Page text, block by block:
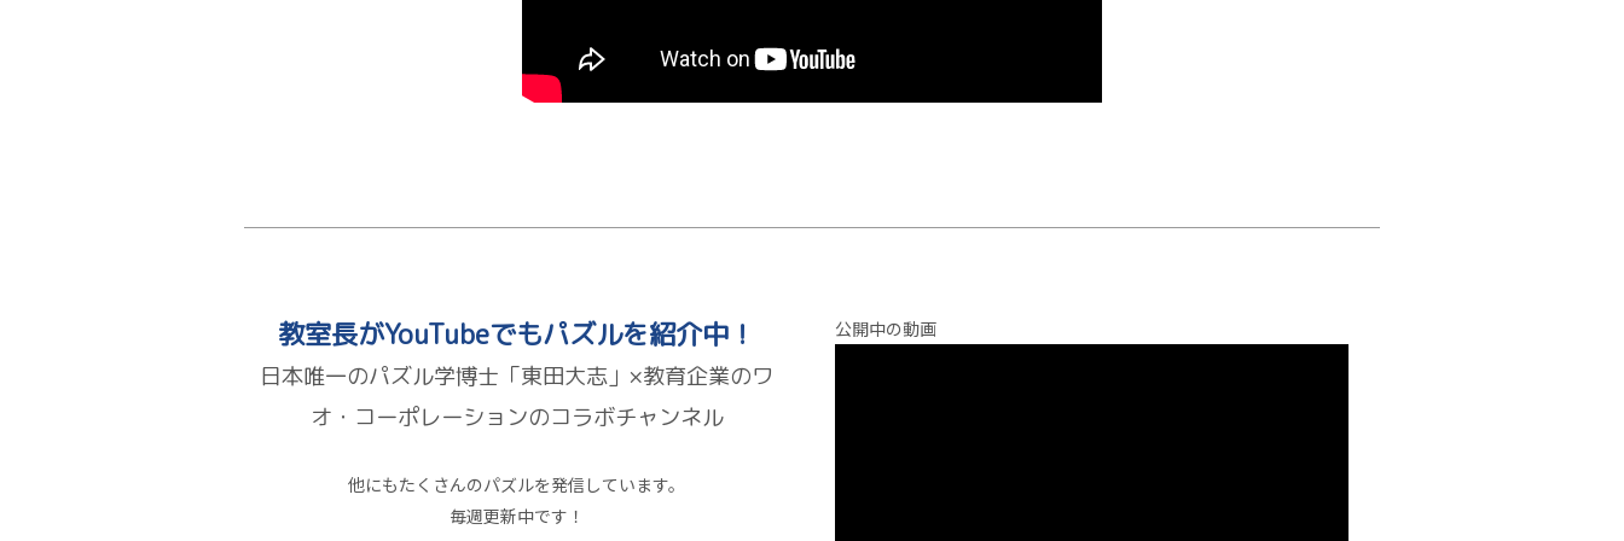
教室長がYouTubeでもパズルを紹介中！
日本唯一のパズル学博士「東田大志」×教育企業のワ
オ・コーポレーションのコラボチャンネル
他にもたくさんのパズルを発信しています。
毎週更新中です！
公開中の動画